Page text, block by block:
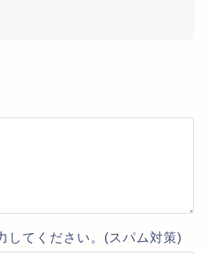
してください。(スパム対策)